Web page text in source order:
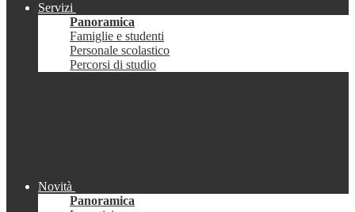
Servizi
Panoramica
Famiglie e studenti
Personale scolastico
Percorsi di studio
Novità
Panoramica